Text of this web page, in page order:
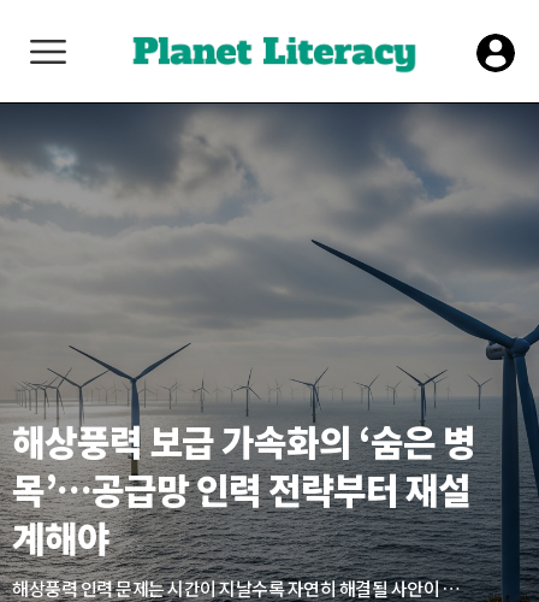
해상풍력 보급 가속화의 ‘숨은 병
목’…공급망 인력 전략부터 재설
계해야
해상풍력 인력 문제는 시간이 지날수록 자연히 해결될 사안이 아니라, 제도 설계 단계에서 구조적으로 개입하지 않으면 산업 전반의 리스크로 누적될 수 있다. 특별법 이후 마련될 하위 제도에서 공급망 전주기 인력 정책이 명시적으로 반영돼야 할 것으로 보인다.